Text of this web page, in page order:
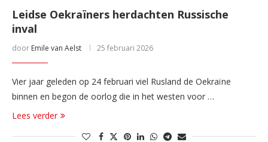
Leidse Oekraïners herdachten Russische
inval
door Emile van Aelst 25 februari 2026
Vier jaar geleden op 24 februari viel Rusland de Oekraïne
binnen en begon de oorlog die in het westen voor …
Lees verder